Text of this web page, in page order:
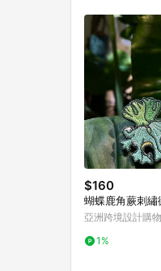
$160
蝴蝶鹿角蕨刺繡
亞洲跨境設計購
1%